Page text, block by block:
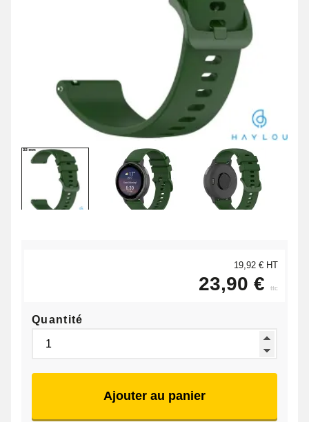
19,92 € HT
23,90 € ttc
Quantité
Ajouter au panier